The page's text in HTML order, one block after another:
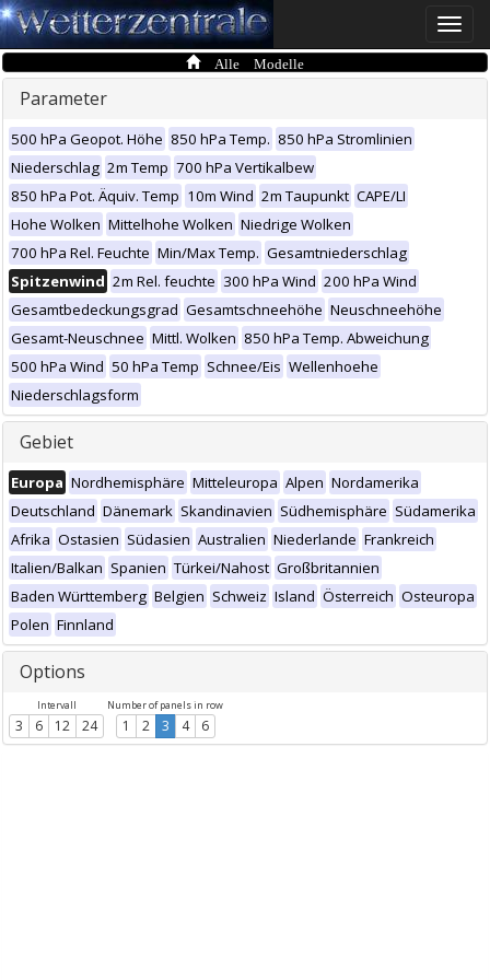
Toggle
Alle Modelle
Parameter
500 hPa Geopot. Höhe 850 hPa Temp. 850 hPa Stromlinien
Niederschlag 2m Temp 700 hPa Vertikalbew
850 hPa Pot. Äquiv. Temp 10m Wind 2m Taupunkt CAPE/LI
Hohe Wolken Mittelhohe Wolken Niedrige Wolken
700 hPa Rel. Feuchte Min/Max Temp. Gesamtniederschlag
Spitzenwind 2m Rel. feuchte 300 hPa Wind 200 hPa Wind
Gesamtbedeckungsgrad Gesamtschneehöhe Neuschneehöhe
Gesamt-Neuschnee Mittl. Wolken 850 hPa Temp. Abweichung
500 hPa Wind 50 hPa Temp Schnee/Eis Wellenhoehe
Niederschlagsform
Gebiet
Europa Nordhemisphäre Mitteleuropa Alpen Nordamerika
Deutschland Dänemark Skandinavien Südhemisphäre Südamerika
Afrika Ostasien Südasien Australien Niederlande Frankreich
Italien/Balkan Spanien Türkei/Nahost Großbritannien
Baden Württemberg Belgien Schweiz Island Österreich Osteuropa
Polen Finnland
Options
Intervall
3 6 12 24
Number of panels in row
1 2 3 4 6